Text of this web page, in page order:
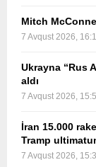
Mitch
7 Avqust 2026,
Ukrayna “Rus
aldı
7 Avqust 2026,
İran 15.000
Tramp
7 Avqust 2026,